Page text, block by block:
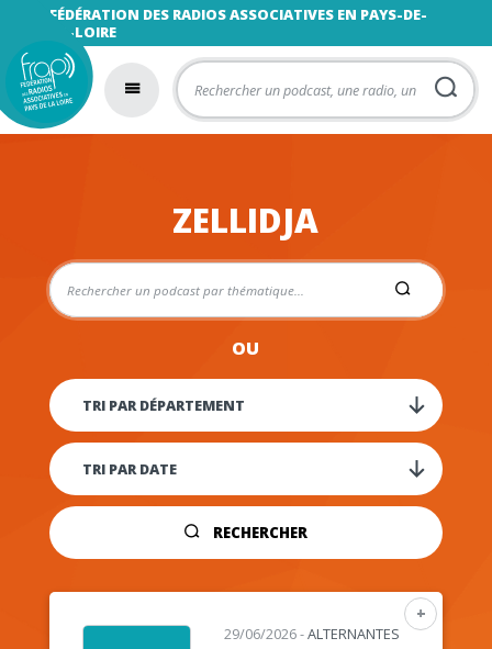
FÉDÉRATION DES RADIOS ASSOCIATIVES EN PAYS-DE-
LA-LOIRE
ZELLIDJA
OU
RECHERCHER
+
29/06/2026-ALTERNANTES